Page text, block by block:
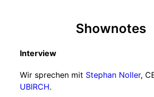
Shownotes
Interview
Wir sprechen mit Stephan Noller,
UBIRCH.